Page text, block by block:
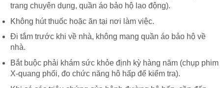
trang chuyên dụng, quần áo bảo hộ lao động).
Không hút thuốc hoặc ăn tại nơi làm việc.
Đi tắm trước khi về nhà, không mang quần áo bảo hộ về
nhà.
Bắt buộc phải khám sức khỏe định kỳ hàng năm (chụp phim
X-quang phổi, đo chức năng hô hấp để kiểm tra).